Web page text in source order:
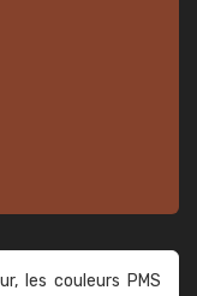
les couleurs PMS